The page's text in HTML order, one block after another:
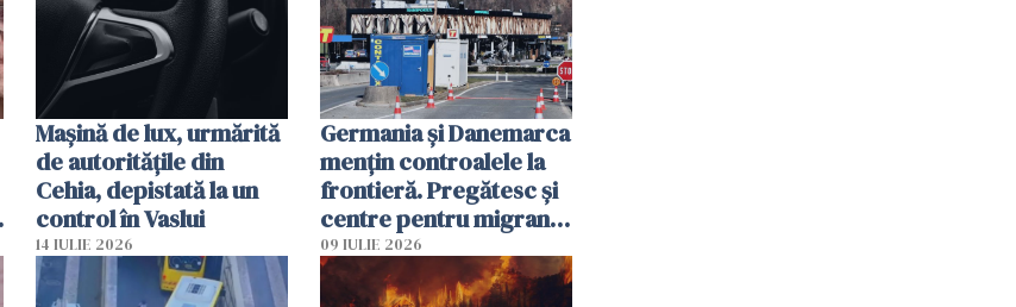
Mașină de lux, urmărită
de autoritățile din
Cehia, depistată la un
control în Vaslui
14 IULIE 2026
Germania și Danemarca
mențin controalele la
frontieră. Pregătesc și
centre pentru migranții
respinși din UE
09 IULIE 2026